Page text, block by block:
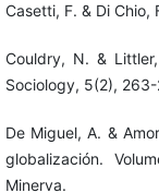
Casetti, F. & Di Chio,
Couldry, N. &
Sociology, 5(2),
De Miguel, A. &
globalización.
Minerva.